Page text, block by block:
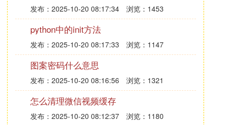
发布：2025-10-20 08:17:34 浏览：1453
python中的init方法
发布：2025-10-20 08:17:33 浏览：1147
图案密码什么意思
发布：2025-10-20 08:16:56 浏览：1321
怎么清理微信视频缓存
发布：2025-10-20 08:12:37 浏览：1180